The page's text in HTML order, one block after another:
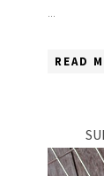
...
READ